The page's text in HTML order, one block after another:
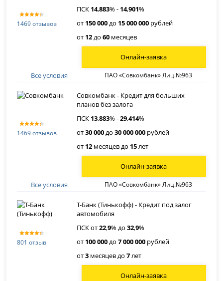
1469 отзывов
ПСК 14,883% - 14,901%
от 150 000до 15 000 000 рублей
от 12до60 месяцев
Все условия ПАО «Совкомбанк» Лиц.№963
Онлайн-заявка
1469 отзывов
Совкомбанк - Кредит для больших
планов без залога
ПСК 13,883% -29,414%
от30 000до30 000 000 рублей
от 12 месяцев до 15лет
Все условия ПАО «Совкомбанк» Лиц.№963
Онлайн-заявка
801 отзыв
Т-Банк (Тинькофф) - Кредит под залог
автомобиля
ПСК от22,9% до32,9%
от 100 000до7 000 000 рублей
от3 месяцев до7лет
Онлайн-заявка